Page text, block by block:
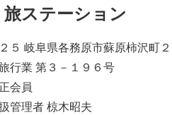
ステーション
５ 岐阜県各務原市蘇原柿沢町
行業 第３－１９６号
会員
管理者 椋木昭夫